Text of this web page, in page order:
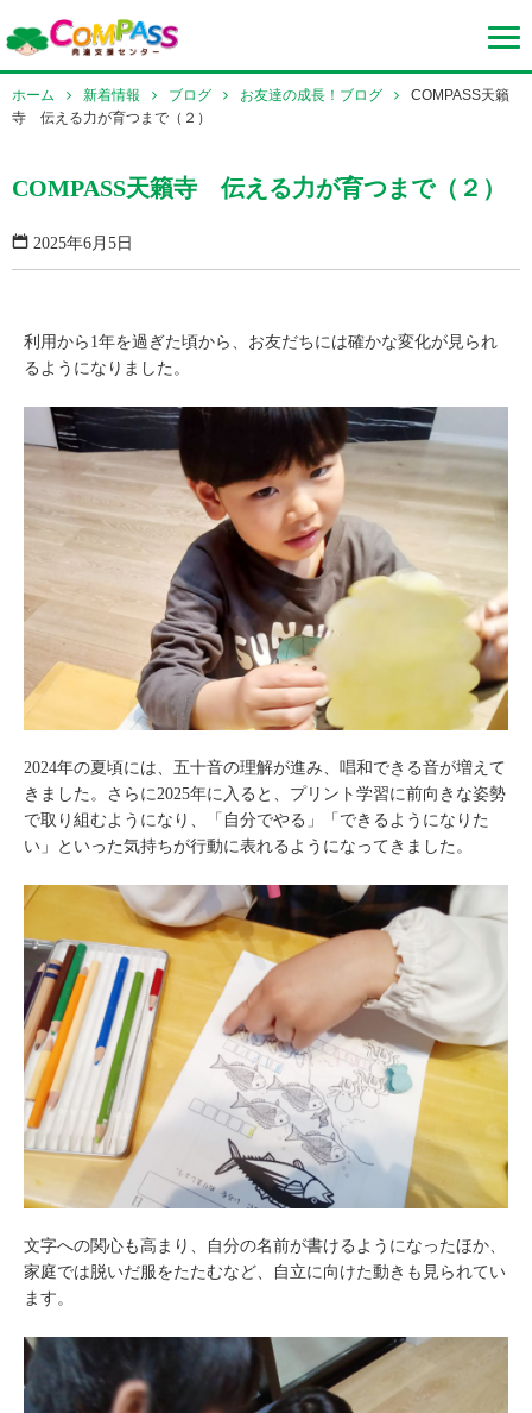
ホーム 新着情報 ブログ お友達の成長！ブログ
COMPASS天籟
寺 伝える力が育つまで（２）
COMPASS天籟寺 伝える力が育つまで（２）
2025年6月5日
利用から1年を過ぎた頃から、お友だちには確かな変化が見られ
るようになりました。
2024年の夏頃には、五十音の理解が進み、唱和できる音が増えて
きました。さらに2025年に入ると、プリント学習に前向きな姿勢
で取り組むようになり、「自分でやる」「できるようになりた
い」といった気持ちが行動に表れるようになってきました。
文字への関心も高まり、自分の名前が書けるようになったほか、
家庭では脱いだ服をたたむなど、自立に向けた動きも見られてい
ます。